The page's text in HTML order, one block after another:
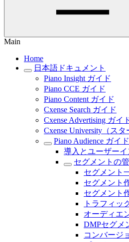
Main
Home
日本語ドキュメント
Piano Insight ガイド
Piano CCE ガイド
Piano Content ガイド
Cxense Search ガイド
Cxense Advertising ガイ
Cxense University（ス
Piano Audience ガイド
導入とユーザー
セグメントの
セグメント
セグメント
セグメント
トラフィッ
オーディエ
DMPセグメ
コンバージ